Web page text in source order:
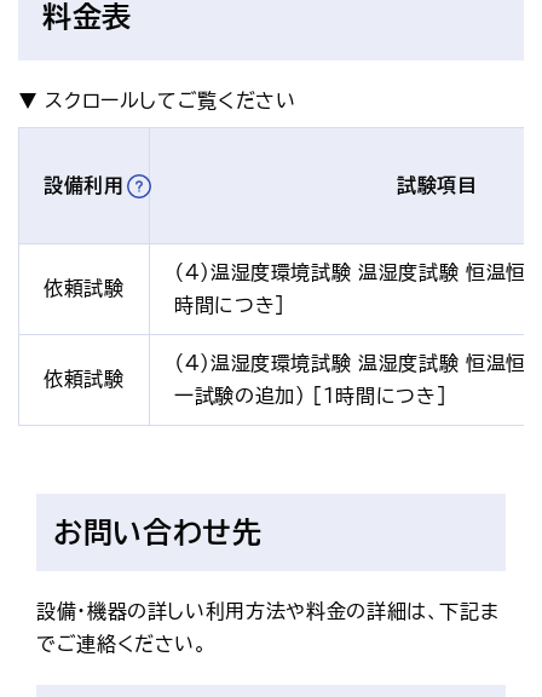
料金表
設備利用 試験項目
依頼試験
（4）温湿度環境試験 温湿度試験 恒温恒
時間につき]
依頼試験
（4）温湿度環境試験 温湿度試験 恒温恒
一試験の追加） [1時間につき]
お問い合わせ先
設備・機器の詳しい利用方法や料金の詳細は、下記ま
でご連絡ください。